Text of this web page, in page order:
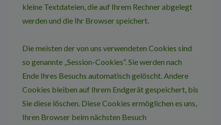
kleine Textdateien, die auf Ihrem Rechner abgelegt
werden und die Ihr Browser speichert.
Die meisten der von uns verwendeten Cookies sind
so genannte „Session-Cookies“. Sie werden nach
Ende Ihres Besuchs automatisch gelöscht. Andere
Cookies bleiben auf Ihrem Endgerät gespeichert, bis
Sie diese löschen. Diese Cookies ermöglichen es uns,
Ihren Browser beim nächsten Besuch